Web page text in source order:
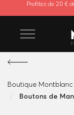
Profitez de 20 €
Boutique Montblanc
Boutons de